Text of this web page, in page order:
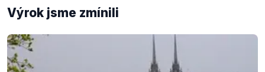
Výrok jsme zmínili